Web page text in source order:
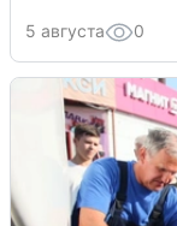
5 августа 0